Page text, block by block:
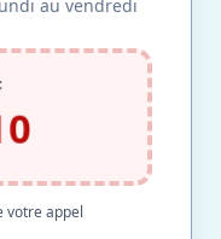
au vendredi
votre appel